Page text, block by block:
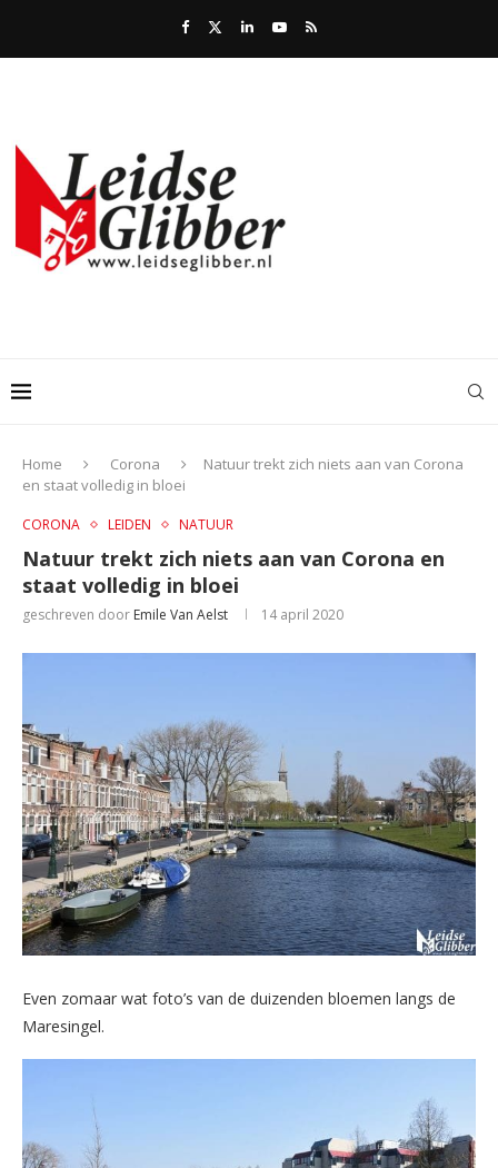
Home Corona
Natuur trekt zich niets aan van Corona
en staat volledig in bloei
CORONA LEIDEN NATUUR
Natuur trekt zich niets aan van Corona en
staat volledig in bloei
geschreven door Emile Van Aelst 14 april 2020
Even zomaar wat foto’s van de duizenden bloemen langs de
Maresingel.